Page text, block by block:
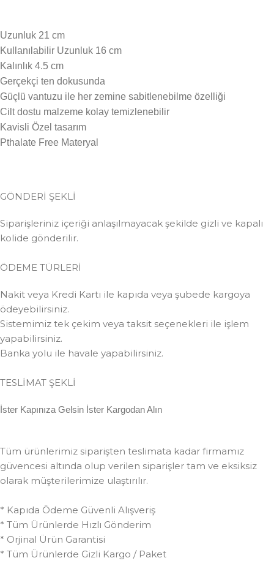
Uzunluk 21 cm
Kullanılabilir Uzunluk 16 cm
Kalınlık 4.5 cm
Gerçekçi ten dokusunda
Güçlü vantuzu ile her zemine sabitlenebilme özelliği
Cilt dostu malzeme kolay temizlenebilir
Kavisli Özel tasarım
Pthalate Free Materyal
GÖNDERİ ŞEKLİ
Siparişleriniz içeriği anlaşılmayacak şekilde gizli ve kapalı
kolide gönderilir.
ÖDEME TÜRLERİ
Nakit veya Kredi Kartı ile kapıda veya şubede kargoya
ödeyebilirsiniz.
Sistemimiz tek çekim veya taksit seçenekleri ile işlem
yapabilirsiniz.
Banka yolu ile havale yapabilirsiniz.
TESLİMAT ŞEKLİ
İster Kapınıza Gelsin İster Kargodan Alın
Tüm ürünlerimiz siparişten teslimata kadar firmamız
güvencesi altında olup verilen siparişler tam ve eksiksiz
olarak müşterilerimize ulaştırılır.
* Kapıda Ödeme Güvenli Alışveriş
* Tüm Ürünlerde Hızlı Gönderim
* Orjinal Ürün Garantisi
* Tüm Ürünlerde Gizli Kargo / Paket